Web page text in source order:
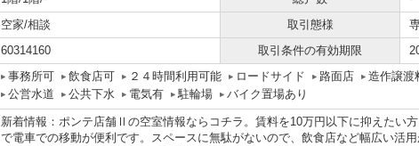
空家/相談 取引態様
60314160 取引条件の有効期限
事務所可 飲食店可 ２４時間利用可能 ロードサイド 路面店
造作譲渡
公営水道
公共下水 電気有 駐輪場 バイク置場あり
新着情報：ポンテ店舗Ⅱの空室情報ならコチラ。賃料を10万円以下に抑えたい
で電車での移動が便利です。スペースに無駄がないので、飲食店など幅広い活